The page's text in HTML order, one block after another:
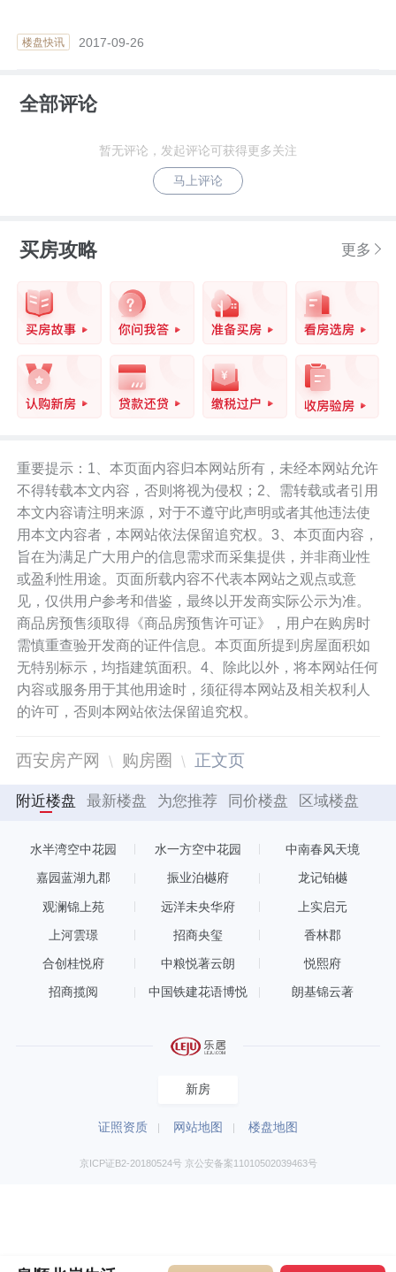
楼盘快讯 2017-09-26
全部评论
暂无评论，发起评论可获得更多关注
马上评论
买房攻略 更多
重要提示：1、本页面内容归本网站所有，未经本网站允许
不得转载本文内容，否则将视为侵权；2、需转载或者引用
本文内容请注明来源，对于不遵守此声明或者其他违法使
用本文内容者，本网站依法保留追究权。3、本页面内容，
旨在为满足广大用户的信息需求而采集提供，并非商业性
或盈利性用途。页面所载内容不代表本网站之观点或意
见，仅供用户参考和借鉴，最终以开发商实际公示为准。
商品房预售须取得《商品房预售许可证》，用户在购房时
需慎重查验开发商的证件信息。本页面所提到房屋面积如
无特别标示，均指建筑面积。4、除此以外，将本网站任何
内容或服务用于其他用途时，须征得本网站及相关权利人
的许可，否则本网站依法保留追究权。
西安房产网 购房圈 正文页
附近楼盘 最新楼盘 为您推荐 同价楼盘 区域楼盘
水半湾空中花园 水一方空中花园 中南春风天境
嘉园蓝湖九郡 振业泊樾府 龙记铂樾
观澜锦上苑 远洋未央华府 上实启元
上河雲璟 招商央玺 香林郡
合创桂悦府 中粮悦著云朗 悦熙府
招商揽阅 中国铁建花语博悦 朗基锦云著
新房
证照资质 网站地图 楼盘地图
京ICP证B2-20180524号 京公安备案11010502039463号